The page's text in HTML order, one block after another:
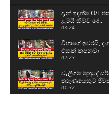
දැන් ඉඳන්ම O/L
ළමයි කිව්ව දේ..
03:24
විභාගේ ඉවරයි,
එකක් කපනවා
02:23
වැලිගම මුහුදේ
තරුණයෙකුට
01:32